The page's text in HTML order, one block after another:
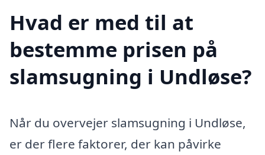
Hvad er med til at
bestemme prisen på
slamsugning i Undløse?
Når du overvejer slamsugning i Undløse,
er der flere faktorer, der kan påvirke